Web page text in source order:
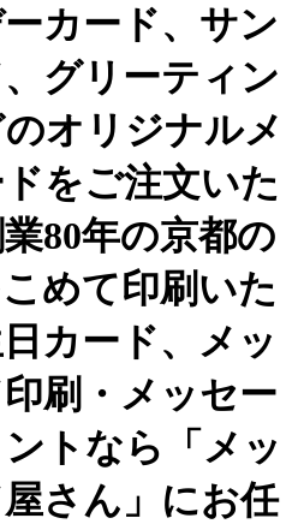
カード、サン
グリーティン
オリジナルメ
をご注文いた
80年の京都の
めて印刷いた
カード、メッ
刷・メッセー
トなら「メッ
さん」にお任